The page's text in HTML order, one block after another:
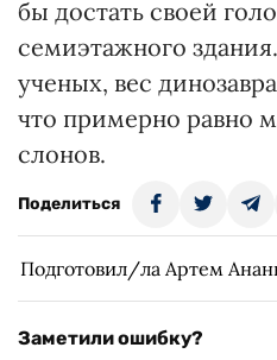
бы достать своей
семиэтажного
ученых, вес
что примерно равно
слонов.
Поделиться
Подготовил/ла Артем
Заметили ошибку?